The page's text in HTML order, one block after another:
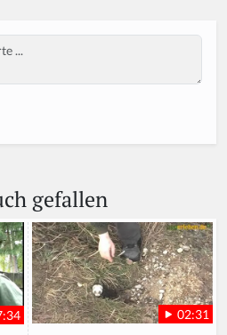
gefallen
02:31